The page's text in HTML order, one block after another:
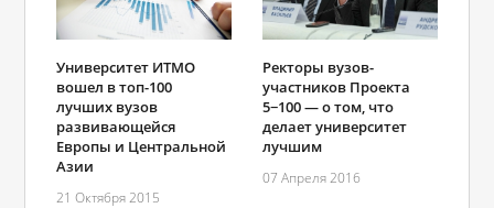
Университет ИТМО
вошел в топ-100
лучших вузов
развивающейся
Европы и Центральной
Азии
21 Октября 2015
Ректоры вузов-
участников Проекта
5−100 — о том, что
делает университет
лучшим
07 Апреля 2016